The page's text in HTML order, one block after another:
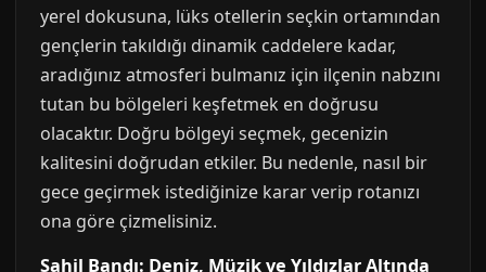
yerel dokusuna, lüks otellerin seçkin ortamından
gençlerin takıldığı dinamik caddelere kadar,
aradığınız atmosferi bulmanız için ilçenin nabzını
tutan bu bölgeleri keşfetmek en doğrusu
olacaktır. Doğru bölgeyi seçmek, gecenizin
kalitesini doğrudan etkiler. Bu nedenle, nasıl bir
gece geçirmek istediğinize karar verip rotanızı
ona göre çizmelisiniz.
Sahil Bandı: Deniz, Müzik ve Yıldızlar Altında